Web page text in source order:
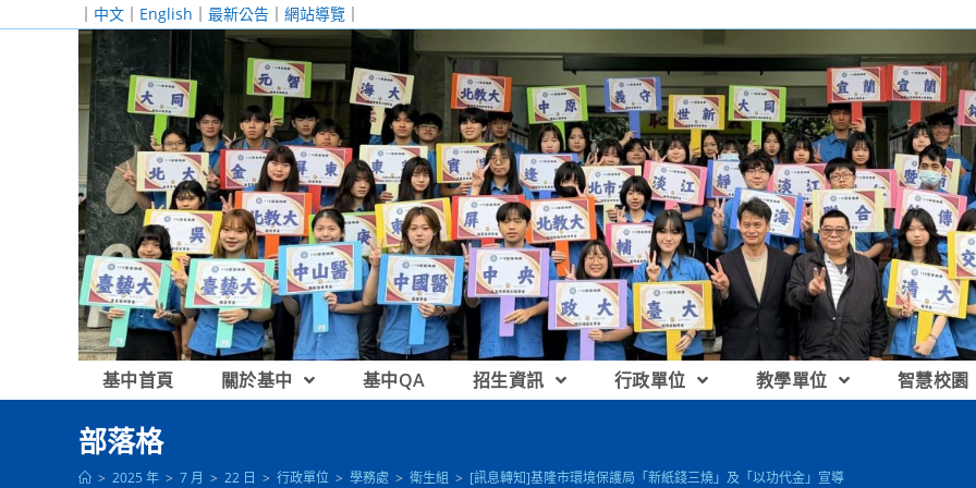
｜ 中文 ｜ English ｜ 最新公告 ｜ 網站導覽 ｜
基中首頁 關於基中 基中QA 招生資訊 行政單位 教學單位 智慧校園
部落格
> 2025 年 > 7 月 > 22 日 > 行政單位 > 學務處 > 衛生組 > [訊息轉知]基隆市環境保護局「新紙錢三燒」及「以功代金」宣導